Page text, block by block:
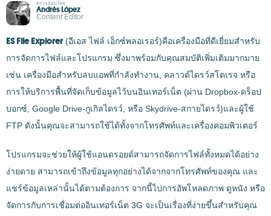
ตรวจสอบโดย
Andrés López
Content Editor
ES File Explorer(อีเอส ไฟล์ เอ็กซ์พลอเรอร์)คือเครื่องมือที่ดีเยี่ยมสำหรับ
การจัดการไฟล์และโปรแกรม ซึ่งมาพร้อมกับคุณสมบัติเพิ่มเติมมากมาย
เช่น เครื่องมือสำหรับลบแอพที่กำลังทำงาน, คลาวด์ไดรว์สโตเรจ หรือ
การให้บริการพื้นที่จัดเก็บข้อมูลไว้บนอินเทอร์เน็ต (ผ่าน Dropbox-ดร็อป
บอกซ์, Google Drive-กูเกิลไดรว์, หรือ Skydrive-สกายไดรว์)และผู้ใช้
FTP ดังนั้นคุณจะสามารถใช้ได้ทั้งจากโทรศัพท์และเครื่องคอมพิวเตอร์
โปรแกรมจะช่วยให้ผู้ใช้แอนดรอยด์สามารถจัดการไฟล์ทั้งหมดได้อย่าง
ง่ายดาย สามารถเข้าถึงข้อมูลทุกอย่างได้จากจากโทรศัพท์ของคุณ และ
แชร์ข้อมูลเหล่านั้นได้ตามต้องการ จากนี้ไปการอัพโหลดภาพ ดูหนัง หรือ
จัดการกับการเชื่อมต่ออินเทอร์เน็ต 3G จะเป็นเรื่องที่ง่ายขึ้นสำหรับคุณ